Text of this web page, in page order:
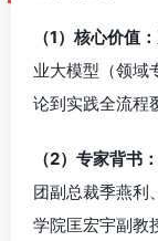
（1）核心价值：
业大模型（领域
论到实践全流程
（2）专家背书：
团副总裁季燕利
学院匡宏宇副教